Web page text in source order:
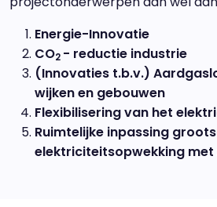
Energie-Innovatie
CO2 - reductie industrie
(Innovaties t.b.v.)
wijken en gebouwen
Flexibilisering van het
Ruimtelijke inpassing
elektriciteitsopwekking